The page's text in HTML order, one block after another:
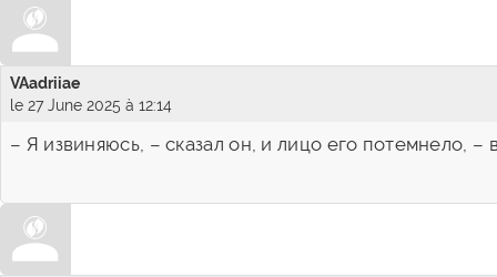
VAadriiae
le 27 June 2025 à 12:14
– Я извиняюсь, – сказал он, и лицо его